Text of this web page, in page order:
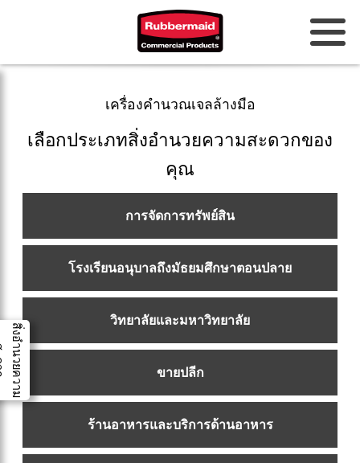
ญี่ปุ่น (JP)
ฟิลิปปินส์
เวียดนาม (VN)
ประเทศไทย (TH)
มาเลเซีย
สิ่
ง
อำ
น
ว
ย
ค
ว
า
ม
ะ
ด
ว
เครื่องคำนวณเจลล้างมือ
เลือกประเภทสิ่งอำนวยความสะดวกของ
คุณ
การจัดการทรัพย์สิน
โรงเรียนอนุบาลถึงมัธยมศึกษาตอนปลาย
วิทยาลัยและมหาวิทยาลัย
ขายปลีก
ร้านอาหารและบริการด้านอาหาร